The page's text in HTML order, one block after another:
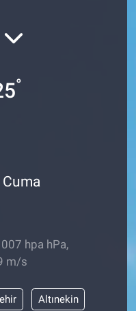
°
hpa hPa,
m/s
Altınekin